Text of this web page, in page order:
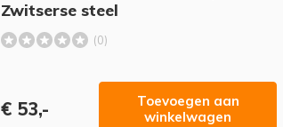
Zwitserse steel
(0)
€ 53,-
Toevoegen aan
winkelwagen